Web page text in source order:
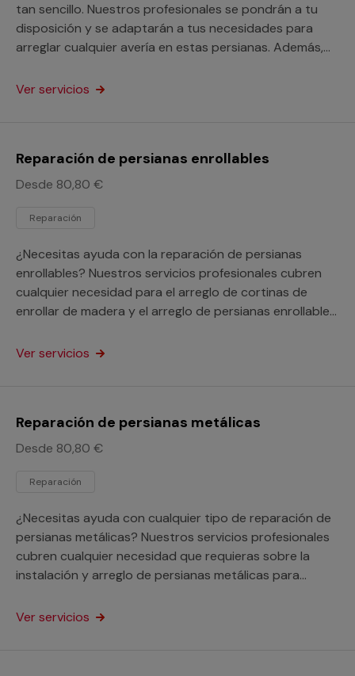
tan sencillo. Nuestros profesionales se pondrán a tu
disposición y se adaptarán a tus necesidades para
arreglar cualquier avería en estas persianas. Además,
profesionales.
Ver servicios
Reparación de persianas enrollables
Desde 80,80 €
Reparación
¿Necesitas ayuda con la reparación de persianas
enrollables? Nuestros servicios profesionales cubren
cualquier necesidad para el arreglo de cortinas de
enrollar de madera y el arreglo de persianas enrollables
Ver servicios
Reparación de persianas metálicas
Desde 80,80 €
Reparación
¿Necesitas ayuda con cualquier tipo de reparación de
persianas metálicas? Nuestros servicios profesionales
cubren cualquier necesidad que requieras sobre la
instalación y arreglo de persianas metálicas para
Ver servicios